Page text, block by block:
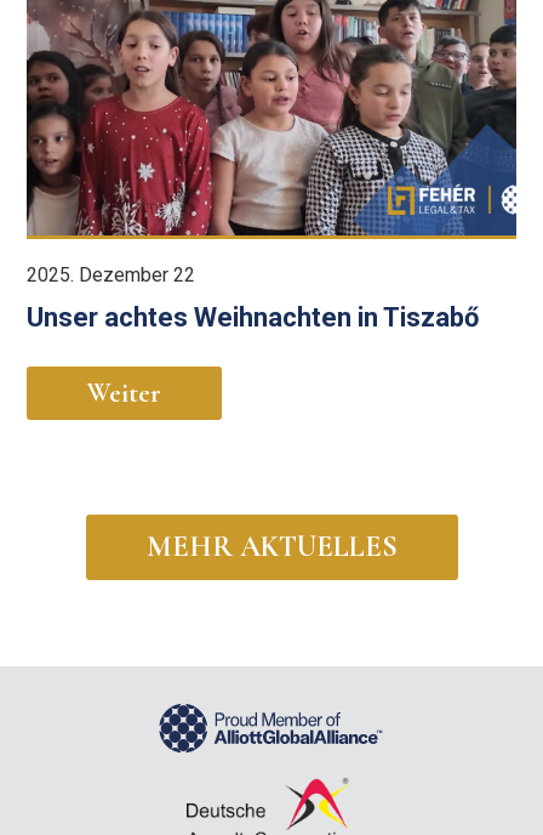
2025. Dezember 22
Unser achtes Weihnachten in Tiszabő
Weiter
MEHR AKTUELLES